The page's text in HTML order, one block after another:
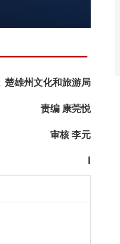
楚雄州文化和旅游局
责编 康莞悦
审核 李元
l